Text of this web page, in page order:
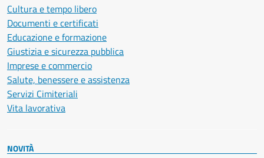
Cultura e tempo libero
Documenti e certificati
Educazione e formazione
Giustizia e sicurezza pubblica
Imprese e commercio
Salute, benessere e assistenza
Servizi Cimiteriali
Vita lavorativa
NOVITÀ